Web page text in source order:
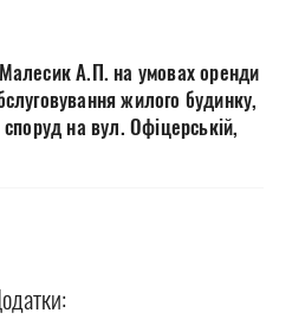
А.П. на умовах оренди
жилого будинку,
на вул. Офіцерській,